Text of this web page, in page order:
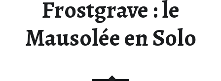
I
V
Frostgrave : le
Mausolée en Solo